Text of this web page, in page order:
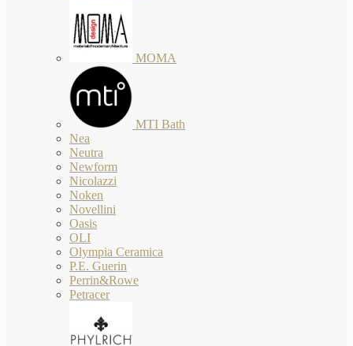
MOMA
MTI Bath
Nea
Neutra
Newform
Nicolazzi
Noken
Novellini
Oasis
OLI
Olympia Ceramica
P.E. Guerin
Perrin&Rowe
Petracer